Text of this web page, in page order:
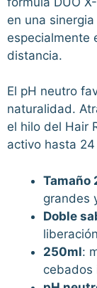
en una
especialmente
distancia.
El pH neutro
naturalidad.
el hilo del Hair
activo hasta
Tamaño
grandes
Doble
250ml:
cebados